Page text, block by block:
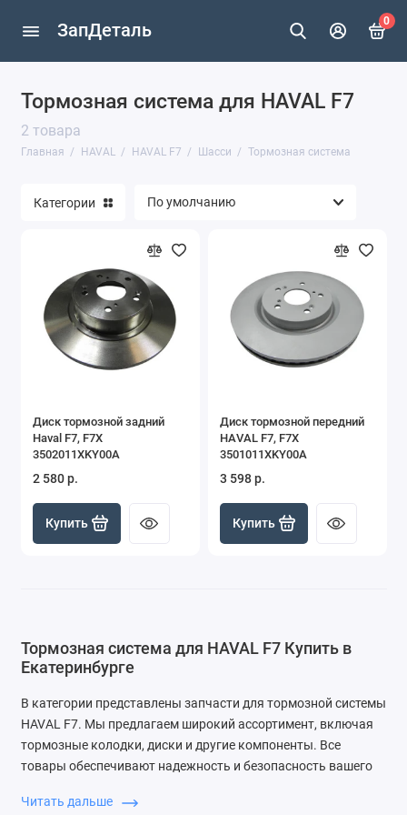
ЗапДеталь 0
Тормозная система для HAVAL F7
2 товара
Главная HAVAL HAVAL F7 Шасси Тормозная система
HAVAL F7
HAVAL JOLION
Категории
Диск тормозной задний
Haval F7, F7X
3502011XKY00A
2 580 р.
Купить
Диск тормозной передний
HAVAL F7, F7X
3501011XKY00A
3 598 р.
Купить
Тормозная система для HAVAL F7 Купить в
Екатеринбурге
В категории представлены запчасти для тормозной системы
HAVAL F7. Мы предлагаем широкий ассортимент, включая
тормозные колодки, диски и другие компоненты. Все
товары обеспечивают надежность и безопасность вашего
Читать дальше